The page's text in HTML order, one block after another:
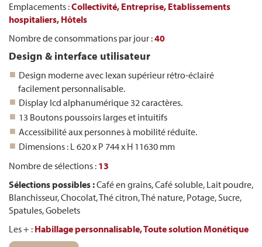
Emplacements :Collectivité, Entreprise, Etablissements
hospitaliers, Hôtels
Nombre de consommations par jour :40
Design & interface utilisateur
Design moderne avec lexan supérieur rétro-éclairé
facilement personnalisable.
Display lcd alphanumérique 32 caractères.
13 Boutons poussoirs larges et intuitifs
Accessibilité aux personnes à mobilité réduite.
Dimensions : L 620 x P 744 x H 11630 mm
Nombre de sélections : 13
Sélections possibles :Café en grains, Café soluble, Lait poudre,
Blanchisseur, Chocolat, Thé citron, Thé nature, Potage, Sucre,
Spatules, Gobelets
Les + : Habillage personnalisable,Toute solution Monétique